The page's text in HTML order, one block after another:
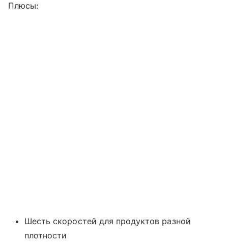
Плюсы:
Шесть скоростей для продуктов разной
плотности